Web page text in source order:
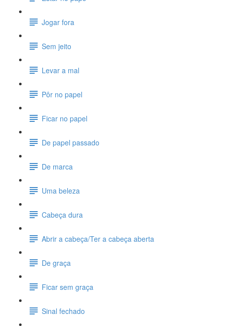
Jogar fora
Sem jeito
Levar a mal
Pôr no papel
Ficar no papel
De papel passado
De marca
Uma beleza
Cabeça dura
Abrir a cabeça/Ter a cabeça aberta
De graça
Ficar sem graça
Sinal fechado